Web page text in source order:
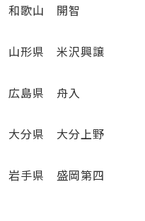
歌山 開智
県 米沢興譲
島県 舟入
県 大分上野
県 盛岡第四